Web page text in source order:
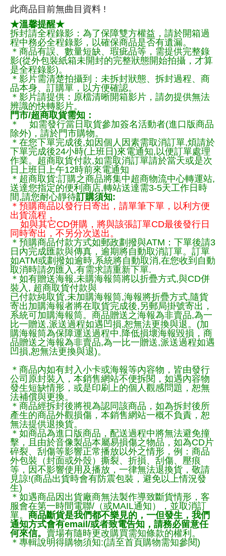
此商品目前無曲目資料 !
★溫馨提醒★
拆封請全程錄影：為了保障雙方權益，請於開箱過
程中務必全程錄影，以確保商品是否有遺漏。
＊商品有誤、數量短缺、瑕疵品等，需提供完整錄
影(從外包裝紙箱未開封的完整狀態開始拍攝，才算
是全程錄影)。
＊影片需清楚拍攝到：未拆封狀態、拆封過程、商
品本身、訂購單，以方便確認。
＊影片請提供：原檔清晰開箱影片，請勿提供無法
辨識的快轉影片。
門市/超商取貨需知：
＊ 如需發行當日取貨參加簽名活動者(進口版商品
除外)，請於門市購物。
＊在您下單完成後,如因個人因素需取消訂單,煩請於
下單完成後24小時(上班日)來電通知,以便訂單處理
作業。超商取貨付款,如需取消訂單請於當天或是次
日上班日上午12時前來電通知
＊超商取貨:訂購之商品將集中超商物流中心轉運站,
送達您指定的便利商店,轉站送達需3-5天工作日時
間,請您耐心靜待訂購須知:
＊預購商品以發行日寄出，請單筆下單，以利方便
出貨流程，
如與其它CD併購，將與該張訂單CD最後發行日
同時寄出，不另分次送出。
＊預購商品付款方式如郵政劃撥與ATM：下單後請3
日內完成匯款與傳真，逾期將自動取消訂單。訂單
如ATM或劃撥如逾時,系統將自動取消,在您收到自動
取消時請勿匯入,有需求請重新下單.
＊如有贈送海報,未購海報筒將以折疊方式,與CD併
裝入, 超商取貨付款與
已付款純取貨,未加購海報筒,海報將折疊方式,隨貨
寄出加購海報者將在取貨完成後,另郵局掛號寄出，
系統可加購海報筒。商品贈送之海報為非賣品,為一
比一贈送,派送過程如遇凹損,恕無法更換與退。(加
購海報筒為保障運送過程中.降低損壞海報毀損，商
品贈送之海報為非賣品,為一比一贈送,派送過程如遇
凹損,恕無法更換與退)。
＊商品內如有封入小卡或海報等內容物，皆由發行
公司原封裝入，本銷售網站不便拆閱，如遇內容物
發生短缺情形，或是印刷上的個人觀感問題，恕無
法補償與更換。
＊商品經拆封後將視為認同該商品，如為拆封後所
產生的商品外觀損傷，本銷售網站一概不負責，恕
無法提供退換貨。
＊如商品為進口版商品，配送過程中將無法避免撞
擊，且由於音像製品本屬易損傷之物品，如為CD片
碎裂、刮傷等影響正常播放以外之情形，例：商品
外包裝（封面或外殼）撕裂、折損、刮傷、壓痕
等，因不影響使用及播放，一律無法退換貨，敬請
見諒!(商品出貨時會有防震包裝，避免以上情況發
生)
＊如遇商品因出貨廠商無法製作導致斷貨情形，客
服會在第一時間電聯/（或MAIL通知），並取消訂
單。 商品斷貨是我們都不樂見的，一但發生，我們
通知方式會有email/或者致電告知，請務必留意任
何來信。 賣場有隨時更改購買需知條款的權利。
＊專輯說明得購物須知:(請至首頁購物需知參閱)